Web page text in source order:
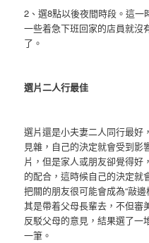
2、選8點以後夜間時段。這一
一些着急下班回家的店員就沒
了。
選片二人行最佳
選片還是小夫妻二人同行最好
見雜，自己的決定就會受到影
片，但是家人或朋友卻覺得好
的配合，這時候自己的決定就
把關的朋友很可能會成為“敲
其是帶着父母長輩去，不但審
反駁父母的意見，結果選了一
一筆。